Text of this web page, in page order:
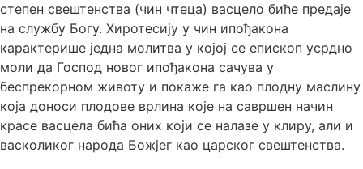
степен свештенства (чин чтеца) васцело биће предаје
на службу Богу. Хиротесију у чин ипођакона
карактерише једна молитва у којој се епископ усрдно
моли да Господ новог ипођакона сачува у
беспрекорном животу и покаже га као плодну маслину
која доноси плодове врлина које на савршен начин
красе васцела бића оних који се налазе у клиру, али и
васколиког народа Божјег као царског свештенства.